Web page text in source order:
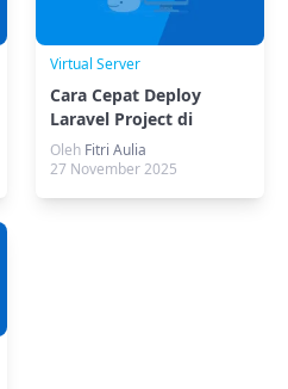
Virtual Server
Cara Cepat Deploy
Laravel Project di
Docker
Oleh Fitri Aulia
27 November 2025